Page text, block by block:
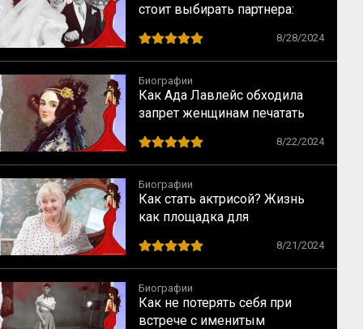
стоит выбирать партнера:
8/28/2024
Биографии
Как Ада Лавлейс обходила
запрет женщинам печатать
8/22/2024
Биографии
Как стать актрисой? Жизнь
как площадка для
8/21/2024
Биографии
Как не потерять себя при
встрече с именитым